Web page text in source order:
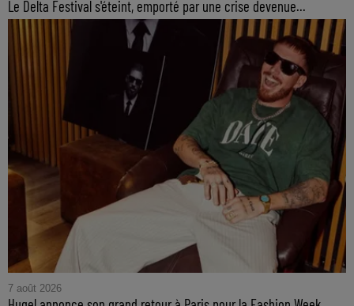
Le Delta Festival s'éteint, emporté par une crise devenue...
7 août 2026